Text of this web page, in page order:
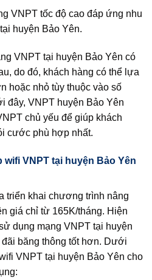
VNPT tốc độ cao đáp ứng nhu
huyện Bảo Yên.
VNPT tại huyện Bảo Yên có
do đó, khách hàng có thể lựa
hoặc nhỏ tùy thuộc vào số
đây, VNPT huyện Bảo Yên
chủ yếu để giúp khách
cước phù hợp nhất.
wifi VNPT tại huyện Bảo Yên
triển khai chương trình nâng
giá chỉ từ 165K/tháng. Hiện
dụng mạng VNPT tại huyện
băng thông tốt hơn. Dưới
VNPT tại huyện Bảo Yên cho